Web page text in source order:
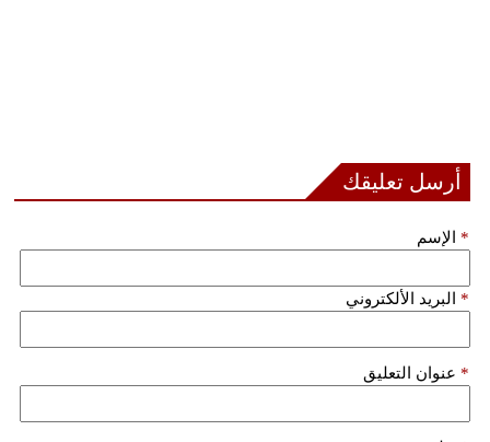
أرسل تعليقك
الإسم *
البريد الألكتروني *
عنوان التعليق *